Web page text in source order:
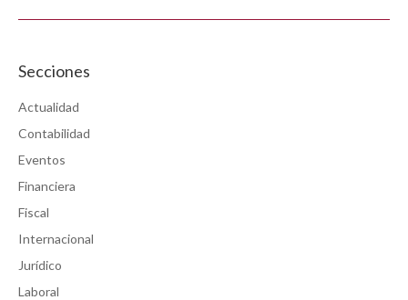
Secciones
Actualidad
Contabilidad
Eventos
Financiera
Fiscal
Internacional
Jurídico
Laboral